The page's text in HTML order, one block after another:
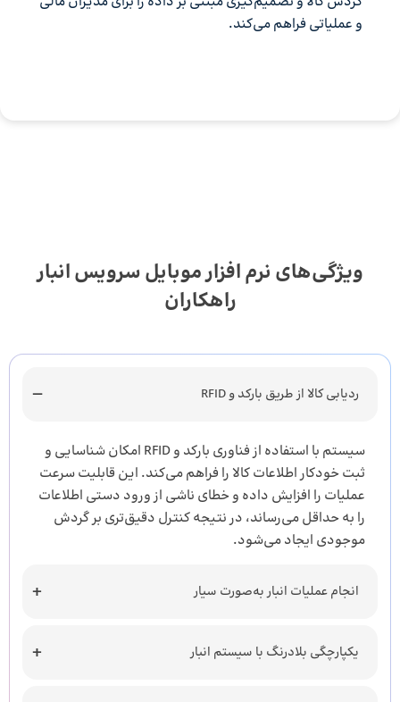
و عملیاتی فراهم می‌کند.
ویژگی‌های نرم افزار موبایل سرویس انبار
راهکاران
ردیابی کالا از طریق بارکد و RFID
سیستم با استفاده از فناوری بارکد و RFID امکان شناسایی و
ثبت خودکار اطلاعات کالا را فراهم می‌کند. این قابلیت سرعت
عملیات را افزایش داده و خطای ناشی از ورود دستی اطلاعات
را به حداقل می‌رساند، در نتیجه کنترل دقیق‌تری بر گردش
موجودی ایجاد می‌شود.
انجام عملیات انبار به‌صورت سیار
یکپارچگی بلادرنگ با سیستم انبار